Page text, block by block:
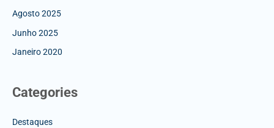
Agosto 2025
Junho 2025
Janeiro 2020
Categories
Destaques